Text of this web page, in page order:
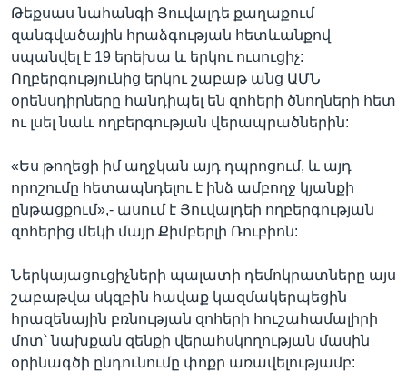
Թեքսաս նահանգի Յուվալդե քաղաքում
զանգվածային հրաձգության հետևանքով
սպանվել է 19 երեխա և երկու ուսուցիչ:
Ողբերգությունից երկու շաբաթ անց ԱՄՆ
օրենսդիրները հանդիպել են զոհերի ծնողների հետ
ու լսել նաև ողբերգության վերապրածներին:
«Ես թողեցի իմ աղջկան այդ դպրոցում, և այդ
որոշումը հետապնդելու է ինձ ամբողջ կյանքի
ընթացքում»,- ասում է Յուվալդեի ողբերգության
զոհերից մեկի մայր Քիմբերլի Ռուբիոն:
Ներկայացուցիչների պալատի դեմոկրատները այս
շաբաթվա սկզբին հավաք կազմակերպեցին
հրազենային բռնության զոհերի հուշահամալիրի
մոտ՝ նախքան զենքի վերահսկողության մասին
օրինագծի ընդունումը փոքր առավելությամբ: